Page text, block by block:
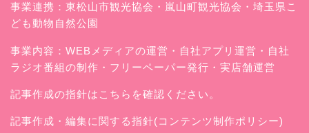
事業連携：東松山市観光協会・嵐山町観光協会・埼玉県こ
ども動物自然公園
事業内容：WEBメディアの運営・自社アプリ運営・自社
ラジオ番組の制作・フリーペーパー発行・実店舗運営
記事作成の指針はこちらを確認ください。
記事作成・編集に関する指針(コンテンツ制作ポリシー)